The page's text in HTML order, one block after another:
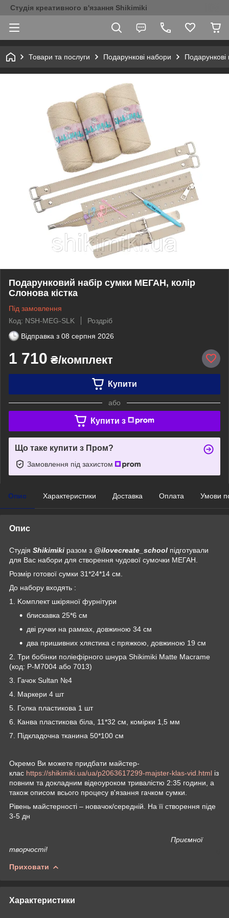
Студія креативного в'язання Shikimiki
Товари та послуги Подарункові набори
Подарунковий набір сумки МЕГАН, колір
Слонова кістка
Під замовлення
Код: NSH-MEG-SLK
Роздріб
Відправка з 08 серпня 2026
1 710 ₴/комплект
Купити
або
Купити з
Що таке купити з Пром?
Замовлення під захистом
Опис Характеристики Доставка Оплата Умови
Опис
Студія Shikimiki разом з @ilovecreate_school підготували
для Вас набори для створення чудової сумочки МЕГАН.
Розмір готової сумки 31*24*14 см.
До набору входять :
1. Kомплект шкіряної фурнітури
блискавка 25*6 см
дві ручки на рамках, довжиною 34 см
два пришивних хлястика с пряжкою, довжиною 19 см
2. Три бобінки поліефірного шнура Shikimiki Matte Macrame
(код: P-M7004 або 7013)
3. Гачок Sultan №4
4. Маркери 4 шт
5. Голка пластикова 1 шт
6. Канва пластикова біла, 11*32 см, комірки 1,5 мм
7. Підкладочна тканина 50*100 см
Окремо Ви можете придбати майстер-
клас https://shikimiki.ua/ua/p2063617299-majster-klas-vid.html із
повним та докладним відеоуроком тривалістю 2:35 години, а
також описом всього процесу в'язання гачком сумки.
Рівень майстерності – новачок/середній. На її створення піде
3-5 дн
Приємної
творчості!
Приховати
Характеристики